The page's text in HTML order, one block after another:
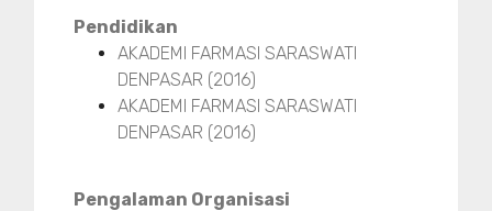
Pendidikan
AKADEMI FARMASI SARASWATI
DENPASAR (2016)
AKADEMI FARMASI SARASWATI
DENPASAR (2016)
Pengalaman Organisasi